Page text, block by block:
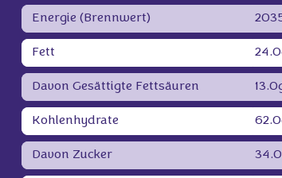
Energie (Brennwert)
Fett
Davon Gesättigte Fettsäuren
Kohlenhydrate
Davon Zucker